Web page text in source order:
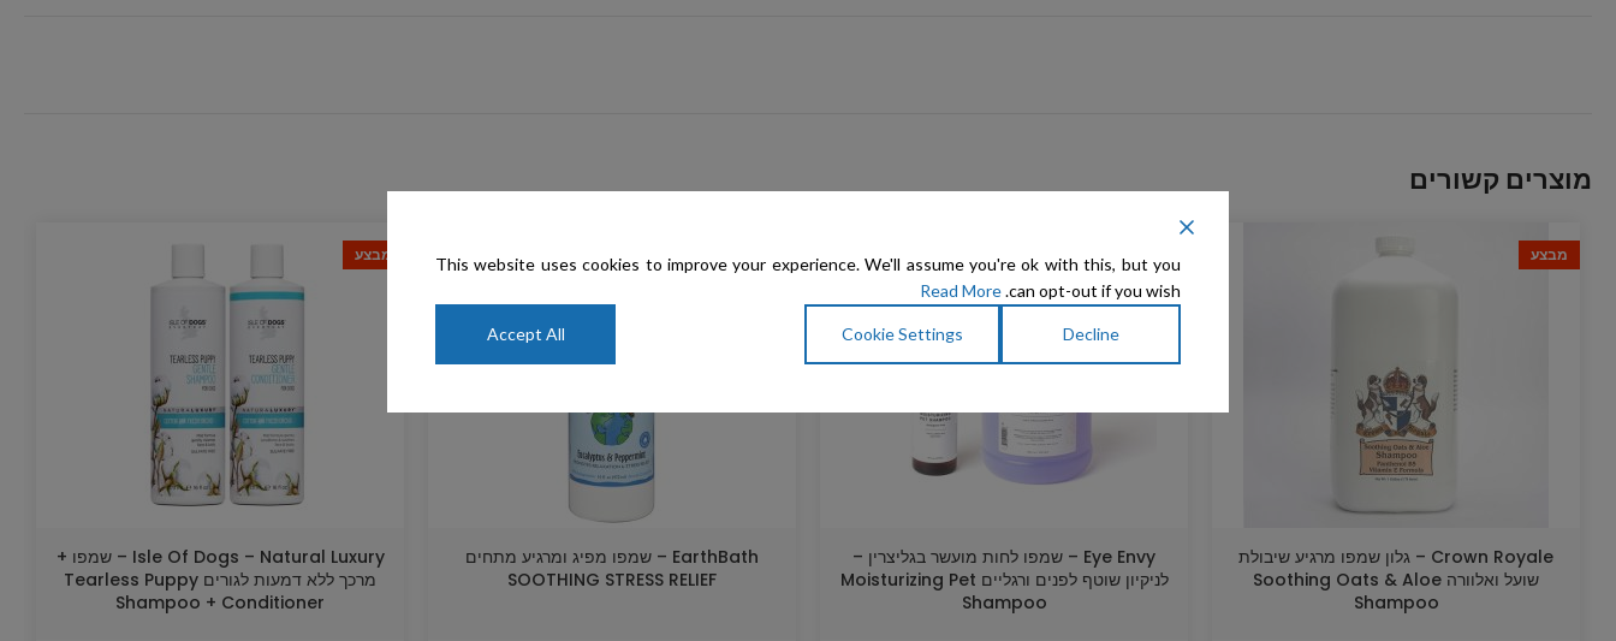
מוצרים קשורים
מבצע
Crown Royale – גלון שמפו מרגיע שיבולת
שועל ואלוורה Soothing Oats & Aloe
Shampoo
Eye Envy – שמפו לחות מועשר בגליצרין –
לניקיון שוטף לפנים ורגליים Moisturizing Pet
Shampoo
EarthBath – שמפו מפיג ומרגיע מתחים
SOOTHING STRESS RELIEF
מבצע
Isle Of Dogs – Natural Luxury – שמפו +
מרכך ללא דמעות לגורים Tearless Puppy
Shampoo + Conditioner
This website uses cookies to improve your experience. We'll assume you're ok with this, but you
can opt-out if you wish.
Read More
Decline
Cookie Settings
Accept All